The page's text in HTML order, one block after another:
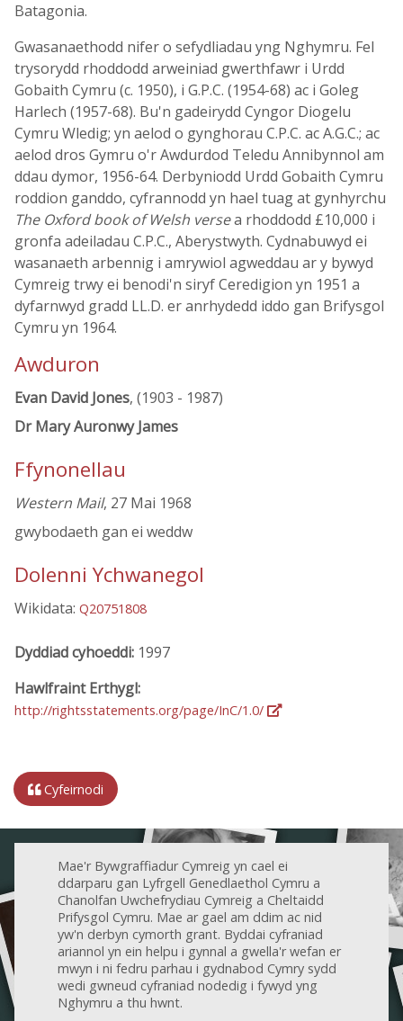
Batagonia.
Gwasanaethodd nifer o sefydliadau yng Nghymru. Fel
trysorydd rhoddodd arweiniad gwerthfawr i Urdd
Gobaith Cymru (c. 1950), i G.P.C. (1954-68) ac i Goleg
Harlech (1957-68). Bu'n gadeirydd Cyngor Diogelu
Cymru Wledig; yn aelod o gynghorau C.P.C. ac A.G.C.; ac
aelod dros Gymru o'r Awdurdod Teledu Annibynnol am
ddau dymor, 1956-64. Derbyniodd Urdd Gobaith Cymru
roddion ganddo, cyfrannodd yn hael tuag at gynhyrchu
The Oxford book of Welsh versea rhoddodd £10,000 i
gronfa adeiladau C.P.C., Aberystwyth. Cydnabuwyd ei
wasanaeth arbennig i amrywiol agweddau ar y bywyd
Cymreig trwy ei benodi'n siryf Ceredigion yn 1951 a
dyfarnwyd gradd LL.D. er anrhydedd iddo gan Brifysgol
Cymru yn 1964.
Awduron
Evan David Jones, (1903 - 1987)
Dr Mary Auronwy James
Ffynonellau
Western Mail, 27 Mai 1968
gwybodaeth gan ei weddw
Dolenni Ychwanegol
Wikidata: Q20751808
Dyddiad cyhoeddi: 1997
Hawlfraint Erthygl:
http://rightsstatements.org/page/InC/1.0/
Cyfeirnodi
Mae'r Bywgraffiadur Cymreig yn cael ei
ddarparu gan Lyfrgell Genedlaethol Cymru a
Chanolfan Uwchefrydiau Cymreig a Cheltaidd
Prifysgol Cymru. Mae ar gael am ddim ac nid
yw'n derbyn cymorth grant. Byddai cyfraniad
ariannol yn ein helpu i gynnal a gwella'r wefan er
mwyn i ni fedru parhau i gydnabod Cymry sydd
wedi gwneud cyfraniad nodedig i fywyd yng
Nghymru a thu hwnt.